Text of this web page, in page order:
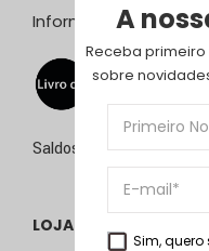
Informação
Saldos de 15 de julho a
LOJA ONLINE
A
Receba
sobre
Sim, quero